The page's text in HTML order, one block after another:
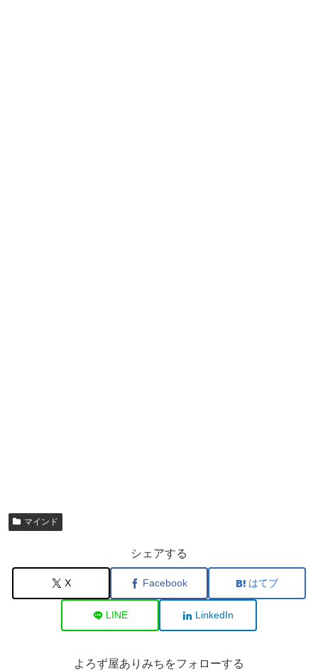
マインド
シェアする
X Facebook はてブ
LINE LinkedIn
よろず屋ありみちをフォローする